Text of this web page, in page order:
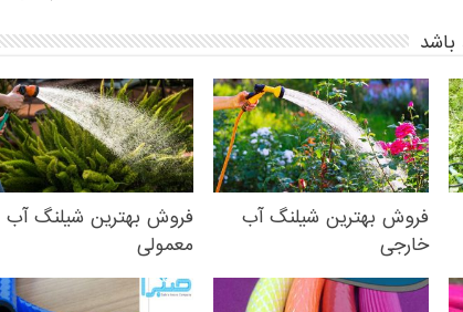
باشد
فروش بهترین شیلنگ آب
خارجی
فروش بهترین شیلنگ آب
معمولی